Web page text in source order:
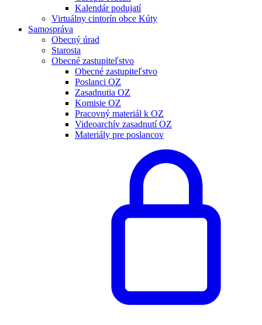
Kalendár podujatí
Virtuálny cintorín obce Kúty
Samospráva
Obecný úrad
Starosta
Obecné zastupiteľstvo
Obecné zastupiteľstvo
Poslanci OZ
Zasadnutia OZ
Komisie OZ
Pracovný materiál k OZ
Videoarchív zasadnutí OZ
Materiály pre poslancov